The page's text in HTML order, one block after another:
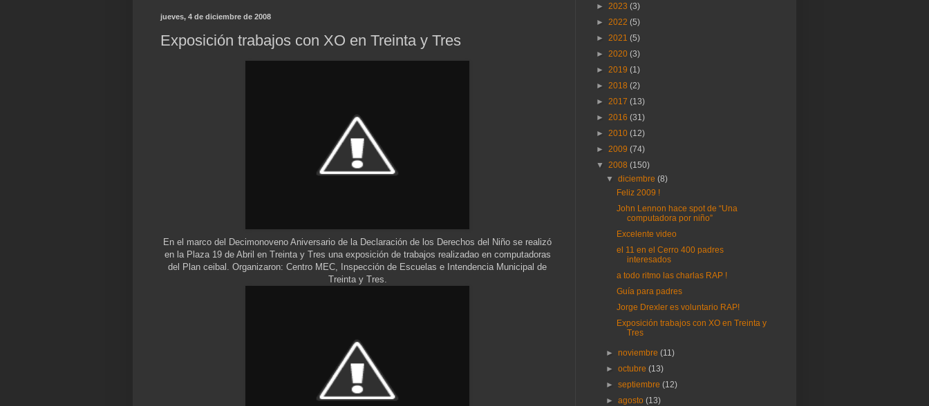
jueves, 4 de diciembre de 2008
Exposición trabajos con XO en Treinta y Tres
En el marco del Decimonoveno Aniversario de la Declaración de los Derechos del Niño se realizó
en la Plaza 19 de Abril en Treinta y Tres una exposición de trabajos realizadao en computadoras
del Plan ceibal. Organizaron: Centro MEC, Inspección de Escuelas e Intendencia Municipal de
Treinta y Tres.
► 2023 (3)
► 2022 (5)
► 2021 (5)
► 2020 (3)
► 2019 (1)
► 2018 (2)
► 2017 (13)
► 2016 (31)
► 2010 (12)
► 2009 (74)
▼ 2008 (150)
▼diciembre(8)
Feliz 2009 !
John Lennon hace spot de “Una
computadora por niño”
Excelente video
el 11 en el Cerro 400 padres
interesados
a todo ritmo las charlas RAP !
Guía para padres
Jorge Drexler es voluntario RAP!
Exposición trabajos con XO en Treinta y
Tres
►noviembre(11)
►octubre(13)
►septiembre(12)
►agosto(13)